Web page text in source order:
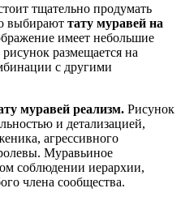
тщательно продумать
выбирают тату муравей на
имеет небольшие
размещается на
с другими
муравей реализм. Рисунок
и детализацией,
агрессивного
Муравьиное
соблюдении иерархии,
члена сообщества.